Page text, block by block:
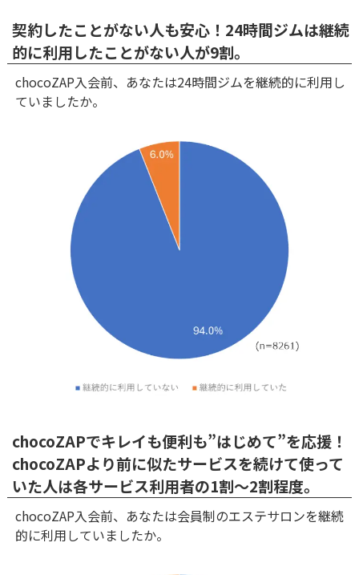
契約したことがない人も安心！24時間ジムは継続
的に利用したことがない人が9割。
chocoZAP入会前、あなたは24時間ジムを継続的に利用し
ていましたか。
chocoZAPでキレイも便利も”はじめて”を応援！
chocoZAPより前に似たサービスを続けて使って
いた人は各サービス利用者の1割～2割程度。
chocoZAP入会前、あなたは会員制のエステサロンを継続
的に利用していましたか。